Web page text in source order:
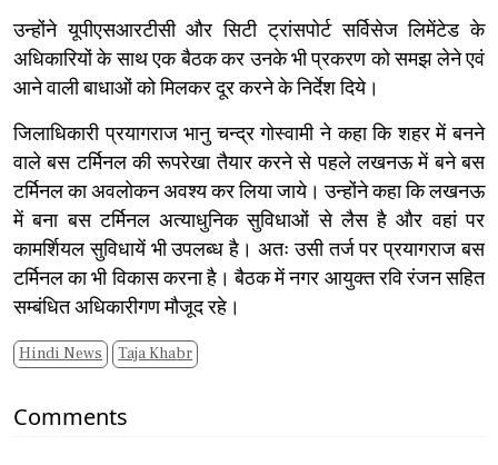
उन्होंने यूपीएसआरटीसी और सिटी ट्रांसपोर्ट सर्विसेज लिमेंटेड के
अधिकारियों के साथ एक बैठक कर उनके भी प्रकरण को समझ लेने एवं
आने वाली बाधाओं को मिलकर दूर करने के निर्देश दिये।
जिलाधिकारी प्रयागराज भानु चन्द्र गोस्वामी ने कहा कि शहर में बनने
वाले बस टर्मिनल की रूपरेखा तैयार करने से पहले लखनऊ में बने बस
टर्मिनल का अवलोकन अवश्य कर लिया जाये। उन्होंने कहा कि लखनऊ
में बना बस टर्मिनल अत्याधुनिक सुविधाओं से लैस है और वहां पर
कामर्शियल सुविधायें भी उपलब्ध है। अतः उसी तर्ज पर प्रयागराज बस
टर्मिनल का भी विकास करना है। बैठक में नगर आयुक्त रवि रंजन सहित
सम्बंधित अधिकारीगण मौजूद रहे।
Hindi News Taja Khabr
Comments